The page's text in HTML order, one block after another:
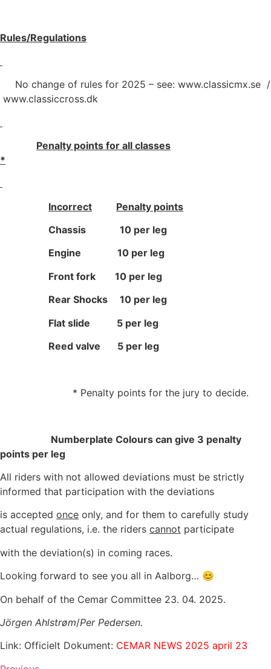
Rules/Regulations
No change of rules for 2025 – see: www.classicmx.se /
www.classiccross.dk
Penalty points for all classes
*
Incorrect
Penalty points
Chassis 10 per leg
Engine 10 per leg
Front fork 10 per leg
Rear Shocks 10 per leg
Flat slide 5 per leg
Reed valve 5 per leg
* Penalty points for the jury to decide.
Numberplate Colours can give 3 penalty
points per leg
All riders with not allowed deviations must be strictly
informed that participation with the deviations
is accepted once only, and for them to carefully study
actual regulations, i.e. the riders cannot participate
with the deviation(s) in coming races.
Looking forward to see you all in Aalborg… 😊
On behalf of the Cemar Committee 23. 04. 2025.
Jörgen Ahlstrøm/Per Pedersen.
Link: Officielt Dokument: CEMAR NEWS 2025 april 23